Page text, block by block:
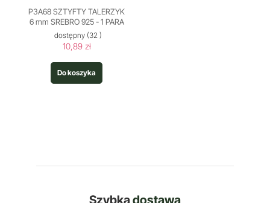
P3A68 SZTYFTY TALERZYK
6 mm SREBRO 925 - 1 PARA
dostępny (32 )
10,89 zł
Do koszyka
Szybkadostawa